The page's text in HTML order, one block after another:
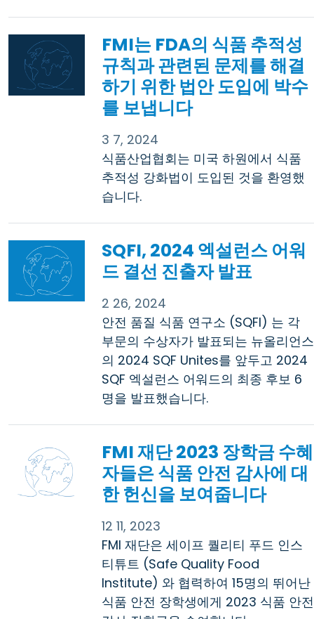
FMI는 FDA의 식품 추적성
규칙과 관련된 문제를 해결
하기 위한 법안 도입에 박수
를 보냅니다
3 7, 2024
식품산업협회는 미국 하원에서 식품
추적성 강화법이 도입된 것을 환영했
습니다.
SQFI, 2024 엑설런스 어워
드 결선 진출자 발표
2 26, 2024
안전 품질 식품 연구소 (SQFI) 는 각
부문의 수상자가 발표되는 뉴올리언스
의 2024 SQF Unites를 앞두고 2024
SQF 엑설런스 어워드의 최종 후보 6
명을 발표했습니다.
FMI 재단 2023 장학금 수혜
자들은 식품 안전 감사에 대
한 헌신을 보여줍니다
12 11, 2023
FMI 재단은 세이프 퀄리티 푸드 인스
티튜트 (Safe Quality Food
Institute) 와 협력하여 15명의 뛰어난
식품 안전 장학생에게 2023 식품 안전